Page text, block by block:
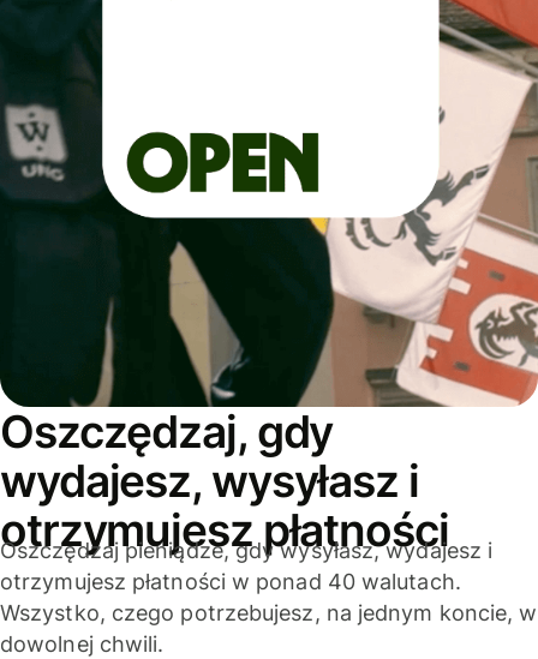
Oszczędzaj, gdy
wydajesz, wysyłasz i
otrzymujesz płatności
Oszczędzaj pieniądze, gdy wysyłasz, wydajesz i
otrzymujesz płatności w ponad 40 walutach.
Wszystko, czego potrzebujesz, na jednym koncie, w
dowolnej chwili.